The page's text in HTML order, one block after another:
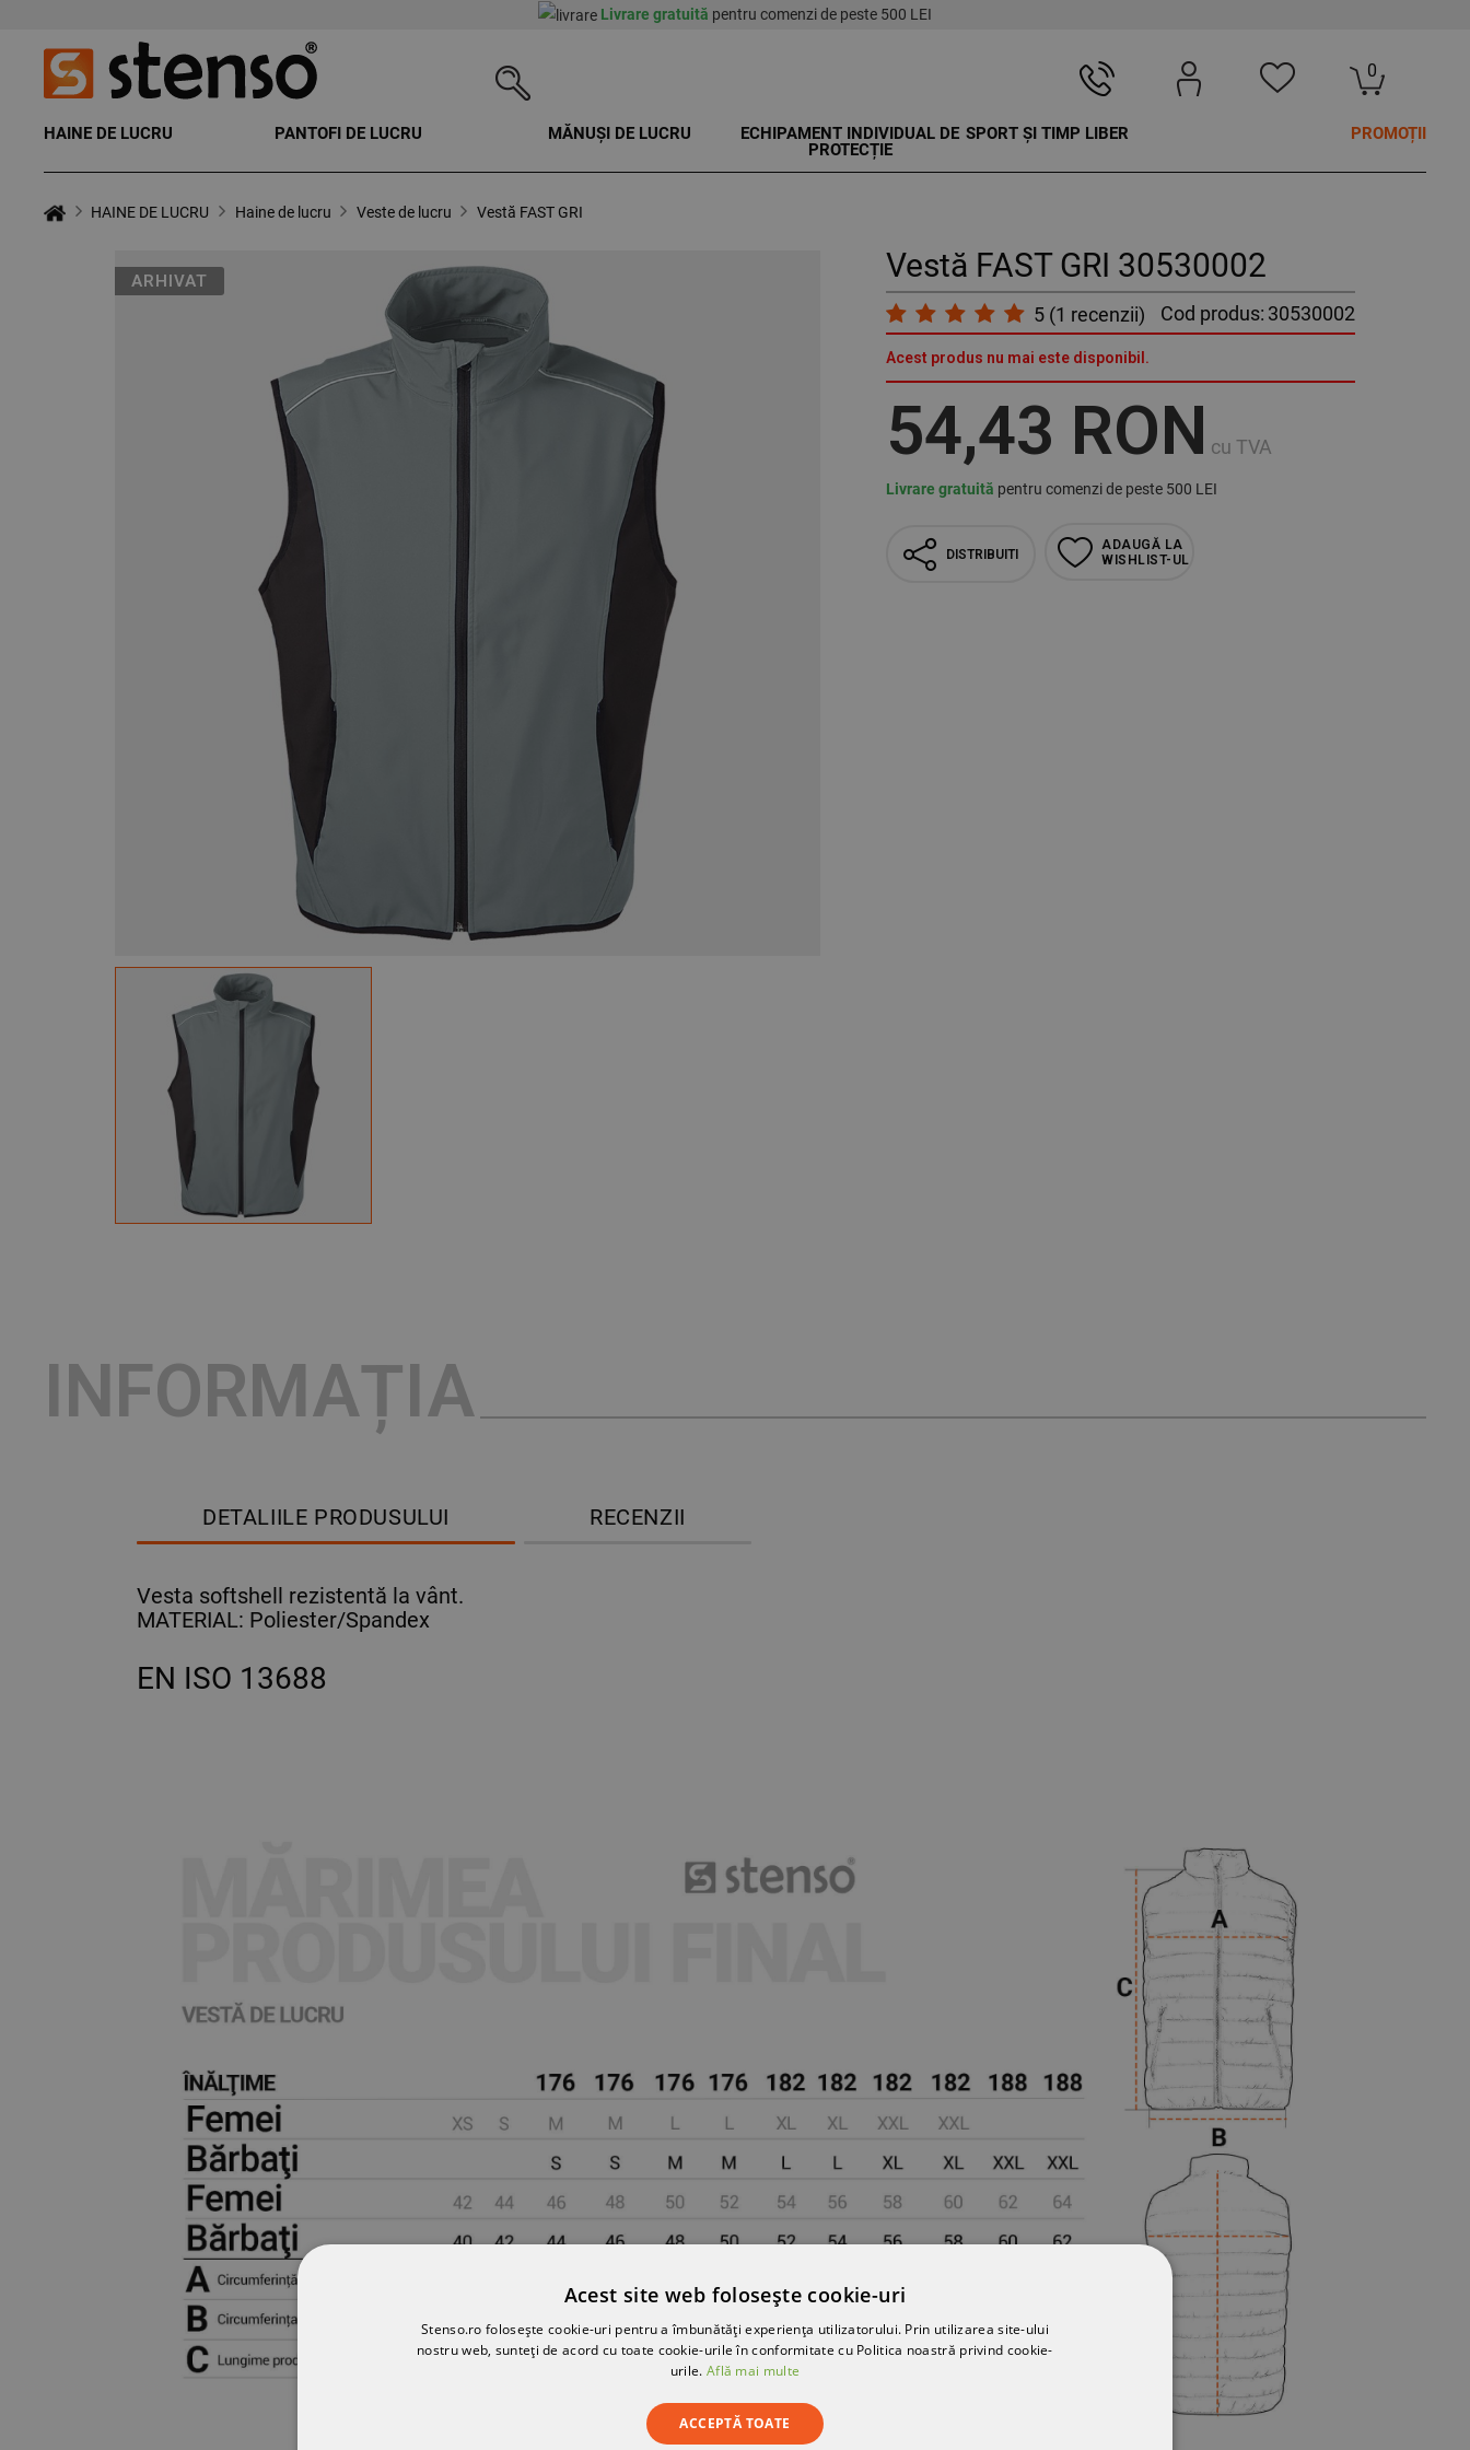
Livrare gratuită pentru comenzi de peste 500 LEI
0
HAINE DE LUCRU PANTOFI DE LUCRU MĂNUȘI DE LUCRU
ECHIPAMENT INDIVIDUAL DE
PROTECȚIE
SPORT ȘI TIMP LIBER PROMOȚII
HAINE DE LUCRU Haine de lucru Veste de lucru Vestă FAST GRI
ARHIVAT Vestă FAST GRI 30530002
5 (1 recenzii) Cod produs: 30530002
Acest produs nu mai este disponibil.
54,43 RON cu TVA
Livrare gratuită pentru comenzi de peste 500 LEI
DISTRIBUITI
ADAUGĂ LA
WISHLIST-UL
INFORMAȚIA
DETALIILE PRODUSULUI RECENZII
Vesta softshell rezistentă la vânt.
MATERIAL: Poliester/Spandex
EN ISO 13688
Acest site web folosește cookie-uri
Stenso.ro folosește cookie-uri pentru a îmbunătăți experiența utilizatorului. Prin utilizarea site-ului
nostru web, sunteți de acord cu toate cookie-urile în conformitate cu Politica noastră privind cookie-
urile. Află mai multe
ACCEPTĂ TOATE